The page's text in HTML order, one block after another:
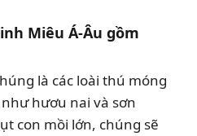
Miêu Á-Âu gồm
là các loài thú móng
hươu nai và sơn
con mồi lớn, chúng sẽ